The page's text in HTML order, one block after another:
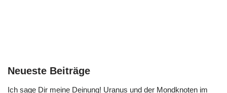
Neueste Beiträge
Ich sage Dir meine Deinung! Uranus und der Mondknoten im